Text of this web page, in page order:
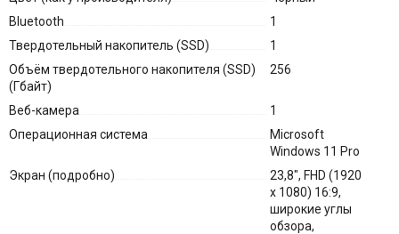
Bluetooth
1
Твердотельный накопитель (SSD)
1
Объём твердотельного накопителя (SSD)
(Гбайт)
256
Веб-камера
1
Операционная система
Microsoft
Windows 11 Pro
Экран (подробно)
23,8", FHD (1920
x 1080) 16:9,
широкие углы
обзора,